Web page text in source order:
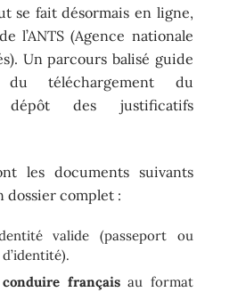
se fait désormais en ligne,
l’ANTS (Agence nationale
Un parcours balisé guide
du téléchargement du
des justificatifs
les documents suivants
complet :
valide (passeport ou
françaisau format